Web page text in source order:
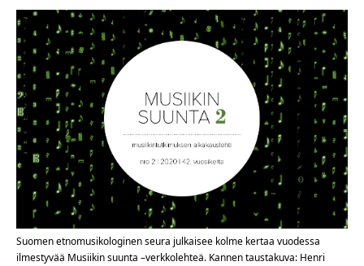
Suomen etnomusikologinen seura julkaisee kolme kertaa vuodessa
ilmestyvää Musiikin suunta –verkkolehteä. Kannen taustakuva: Henri